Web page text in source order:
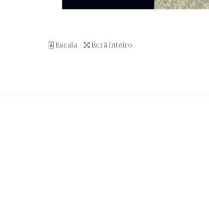
Escala Ecrã inteiro